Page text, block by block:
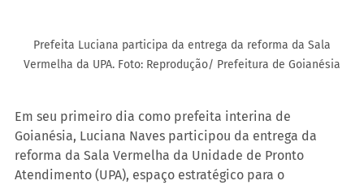
Vermelha da UPA. Foto: Reprodução/ Prefeitura de Goianésia
Em seu primeiro dia como prefeita interina de
Goianésia, Luciana Naves participou da entrega da
reforma da Sala Vermelha da Unidade de Pronto
Atendimento (UPA), espaço estratégico para o